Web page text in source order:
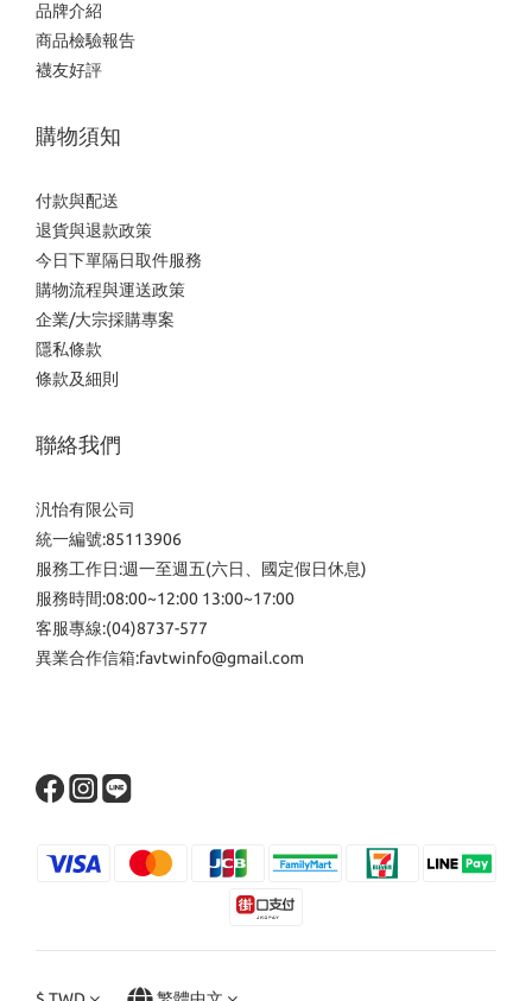
品牌介紹
商品檢驗報告
襪友好評
購物須知
付款與配送
退貨與退款政策
今日下單隔日取件服務
購物流程與運送政策
企業/大宗採購專案
隱私條款
條款及細則
聯絡我們
汎怡有限公司
統一編號:85113906
服務工作日:週一至週五(六日、國定假日休息)
服務時間:08:00~12:00 13:00~17:00
客服專線:(04)8737-577
異業合作信箱:favtwinfo@gmail.com